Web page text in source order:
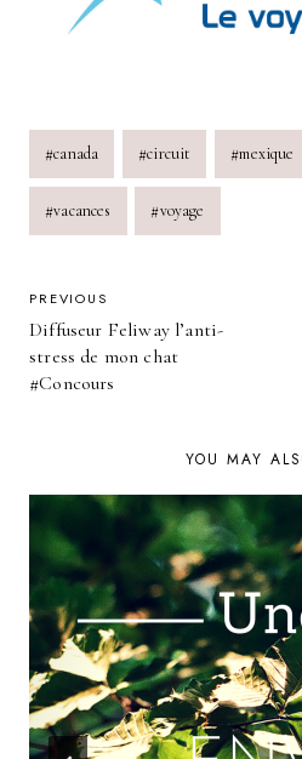
Post
Tags:
#canada #circuit #mexique
#vacances #voyage
POST
NAVIGATION
PREVIOUS
Diffuseur Feliway l’anti-
stress de mon chat
#Concours
YOU MAY